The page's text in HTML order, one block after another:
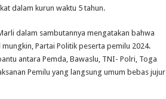
dalam kurun waktu 5 tahun.
dalam sambutannya mengatakan bahwa
Partai Politik peserta pemilu 2024.
antara Pemda, Bawaslu, TNI- Polri, Toga
Pemilu yang langsung umum bebas jujur